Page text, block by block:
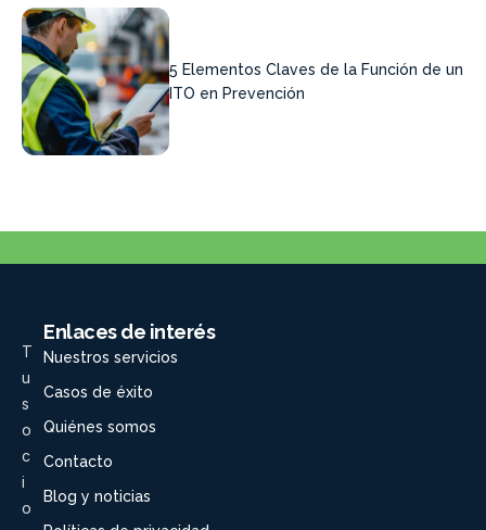
5 Elementos Claves de la Función de un
ITO en Prevención
T
u
s
o
c
i
o
Enlaces de interés
Nuestros servicios
Casos de éxito
Quiénes somos
Contacto
Blog y noticias